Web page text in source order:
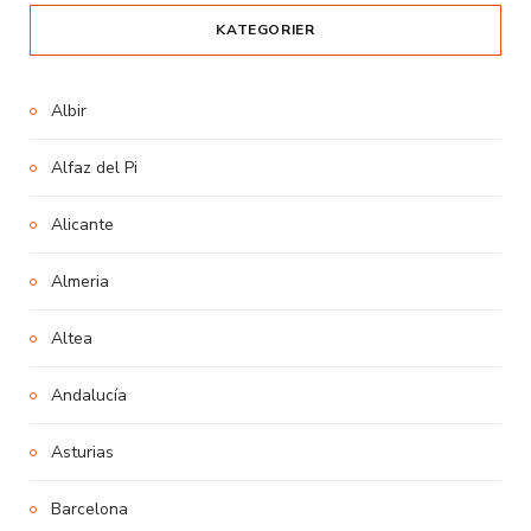
KATEGORIER
Albir
Alfaz del Pi
Alicante
Almeria
Altea
Andalucía
Asturias
Barcelona